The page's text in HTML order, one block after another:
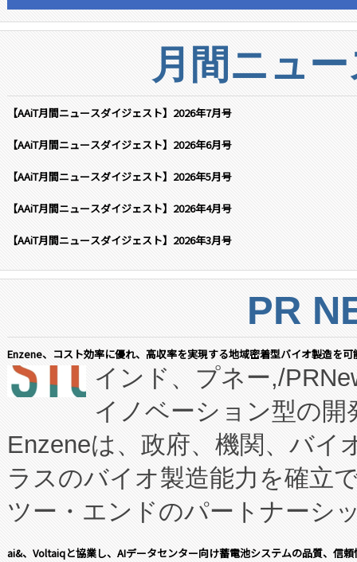
月間ニュ
【AAiT月間ニュースダイジェスト】2026年7月号
【AAiT月間ニュースダイジェスト】2026年6月号
【AAiT月間ニュースダイジェスト】2026年5月号
【AAiT月間ニュースダイジェスト】2026年4月号
【AAiT月間ニュースダイジェスト】2026年3月号
PR
Enzene、コスト効率に優れ、高収率を実現する地域密着型バイオ製造を
インド、プネー,/
イノベーション型の
Enzeneは、政府、機関、バイ
ラスのバイオ製造能力を確立
ツー・エンドのパートナーシ
表しました。 同社の実績ある
ai&、Voltaiqと協業し、AIデータセンター向け蓄電池システムの品質、信